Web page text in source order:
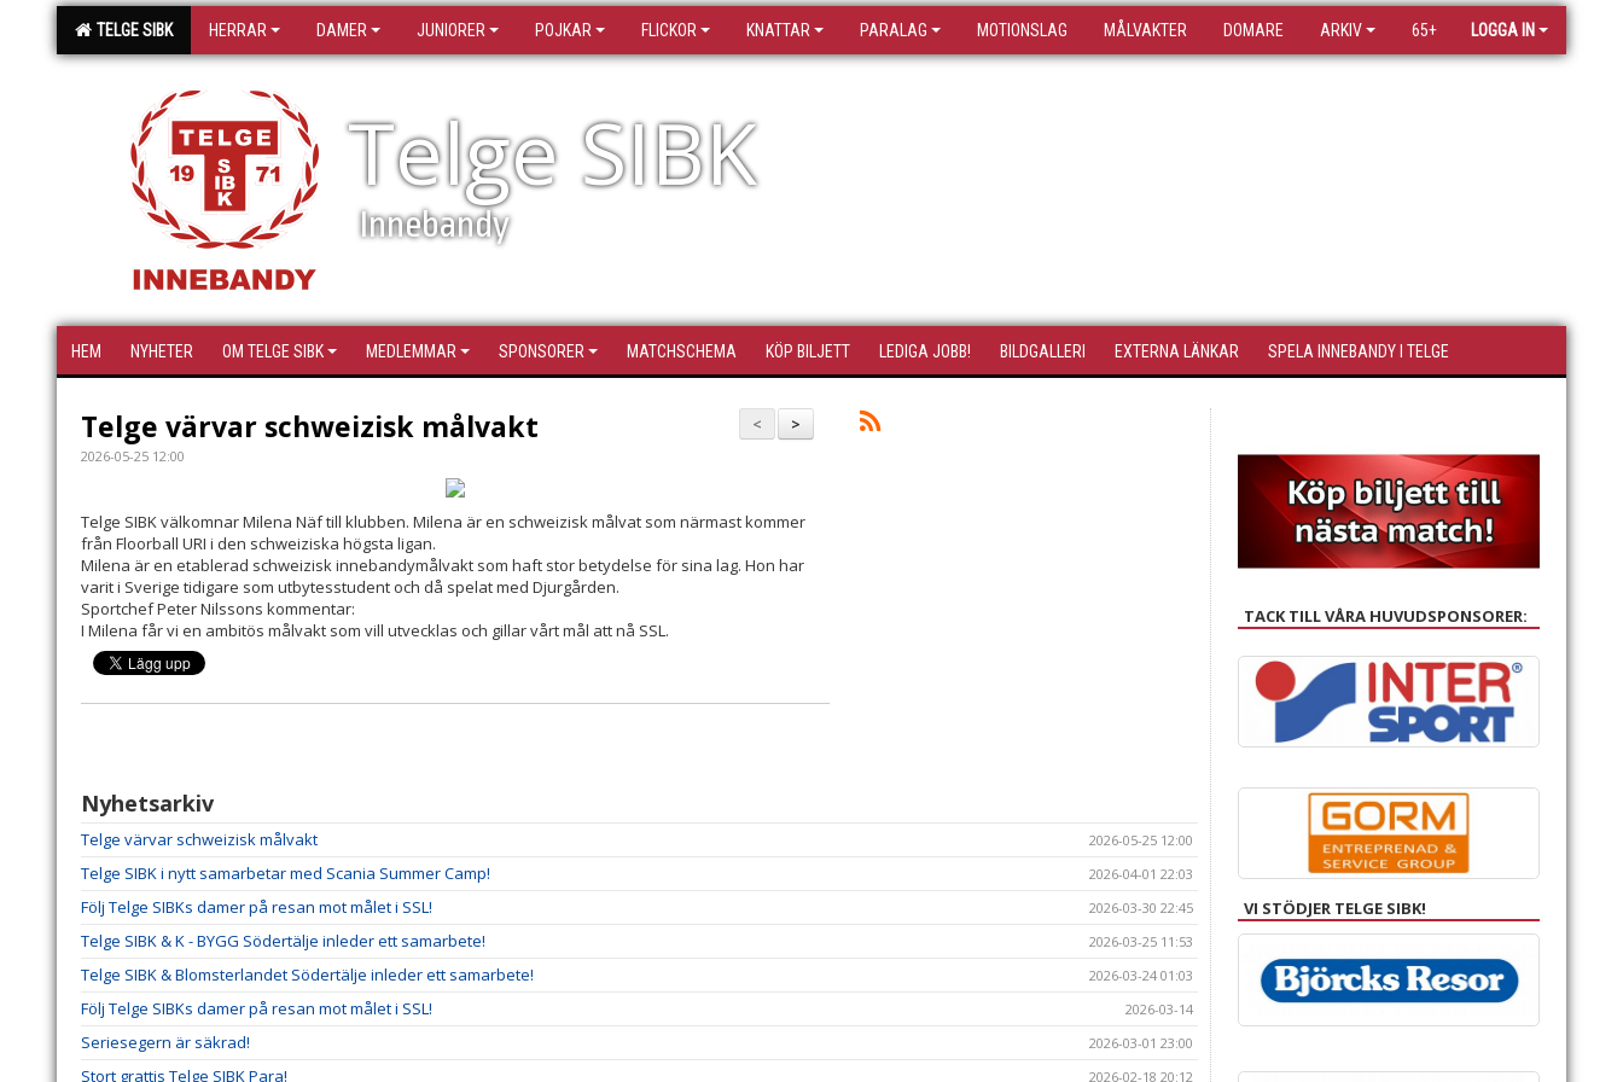
TELGE SIBK HERRAR DAMER JUNIORER POJKAR FLICKOR KNATTAR PARALAG MOTIONSLAG MÅLVAKTER DOMARE ARKIV 65+ LOGGA IN
Telge SIBK
Innebandy
HEM NYHETER OM TELGE SIBK MEDLEMMAR SPONSORER MATCHSCHEMA KÖP BILJETT LEDIGA JOBB! BILDGALLERI EXTERNA LÄNKAR SPELA INNEBANDY I TELGE
>
<
Telge värvar schweizisk målvakt
2026-05-25 12:00
Telge SIBK välkomnar Milena Näf till klubben. Milena är en schweizisk målvat som närmast kommer
från Floorball URI i den schweiziska högsta ligan.
Milena är en etablerad schweizisk innebandymålvakt som haft stor betydelse för sina lag. Hon har
varit i Sverige tidigare som utbytesstudent och då spelat med Djurgården.
Sportchef Peter Nilssons kommentar:
I Milena får vi en ambitös målvakt som vill utvecklas och gillar vårt mål att nå SSL.
Nyhetsarkiv
Telge värvar schweizisk målvakt 2026-05-25 12:00
Telge SIBK i nytt samarbetar med Scania Summer Camp! 2026-04-01 22:03
Följ Telge SIBKs damer på resan mot målet i SSL! 2026-03-30 22:45
Telge SIBK & K - BYGG Södertälje inleder ett samarbete! 2026-03-25 11:53
Telge SIBK & Blomsterlandet Södertälje inleder ett samarbete! 2026-03-24 01:03
Följ Telge SIBKs damer på resan mot målet i SSL! 2026-03-14
Seriesegern är säkrad! 2026-03-01 23:00
Stort grattis Telge SIBK Para! 2026-02-18 20:12
TACK TILL VÅRA HUVUDSPONSORER:
VI STÖDJER TELGE SIBK!